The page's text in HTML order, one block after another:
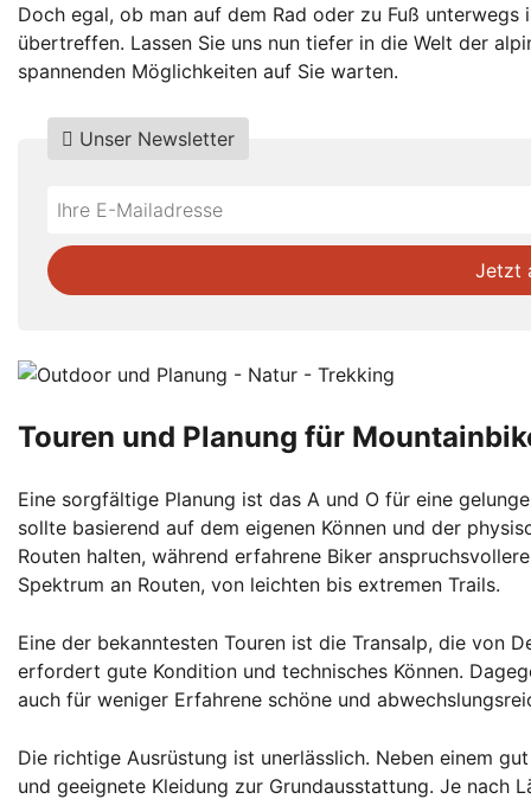
Doch egal, ob man auf dem Rad oder zu Fuß
übertreffen. Lassen Sie uns nun tiefer in die Welt der
spannenden Möglichkeiten auf Sie warten.
Do
fill
this
Unser Newsletter
*Ihre
Mailadresse:
Jetzt
Touren und Planung für
Eine sorgfältige Planung ist das A und O für eine
sollte basierend auf dem eigenen Können und der
Routen halten, während erfahrene Biker
Spektrum an Routen, von leichten bis extremen Trails.
Eine der bekanntesten Touren ist die Transalp, die von
erfordert gute Kondition und technisches Können.
auch für weniger Erfahrene schöne und
Die richtige Ausrüstung ist unerlässlich. Neben einem
und geeignete Kleidung zur Grundausstattung. Je nach